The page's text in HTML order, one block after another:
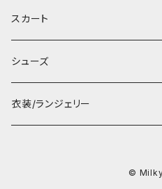
スカート
シューズ
衣装/ランジェリー
©